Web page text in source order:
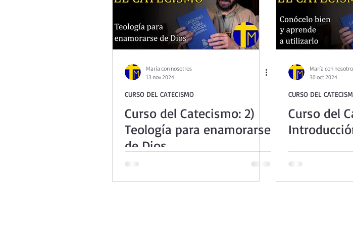
María con nosotros
13 nov 2024
CURSO DEL CATECISMO
Curso del Catecismo: 2)
Teología para enamorarse
de Dios.
María con
30 oct 2024
CURSO DEL
Curso del